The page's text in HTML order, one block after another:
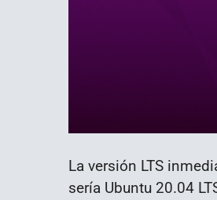
La versión LTS
sería Ubuntu 20.04